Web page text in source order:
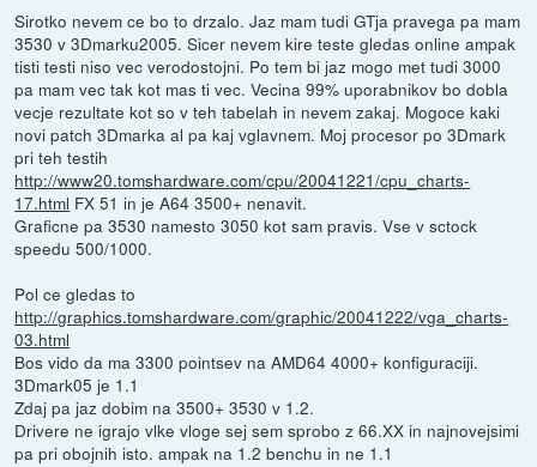
Sirotko nevem ce bo to drzalo. Jaz mam tudi GTja pravega pa mam
3530 v 3Dmarku2005. Sicer nevem kire teste gledas online ampak
tisti testi niso vec verodostojni. Po tem bi jaz mogo met tudi 3000
pa mam vec tak kot mas ti vec. Vecina 99% uporabnikov bo dobla
vecje rezultate kot so v teh tabelah in nevem zakaj. Mogoce kaki
novi patch 3Dmarka al pa kaj vglavnem. Moj procesor po 3Dmark
pri teh testih
http://www20.tomshardware.com/cpu/20041221/cpu_charts-
17.html FX 51 in je A64 3500+ nenavit.
Graficne pa 3530 namesto 3050 kot sam pravis. Vse v sctock
speedu 500/1000.
Pol ce gledas to
http://graphics.tomshardware.com/graphic/20041222/vga_charts-
03.html
Bos vido da ma 3300 pointsev na AMD64 4000+ konfiguraciji.
3Dmark05 je 1.1
Zdaj pa jaz dobim na 3500+ 3530 v 1.2.
Drivere ne igrajo vlke vloge sej sem sprobo z 66.XX in najnovejsimi
pa pri obojnih isto. ampak na 1.2 benchu in ne 1.1